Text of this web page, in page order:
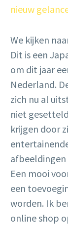
We kijken
Dit is een
om dit jaar
Nederland.
zich nu al
niet
krijgen door
Een mooi
een
worden. Ik
online shop